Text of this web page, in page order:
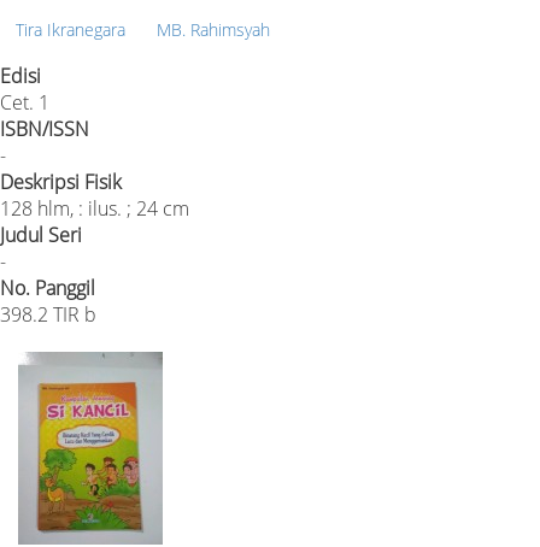
Tira Ikranegara
MB. Rahimsyah
Edisi
Cet. 1
ISBN/ISSN
-
Deskripsi Fisik
128 hlm, : ilus. ; 24 cm
Judul Seri
-
No. Panggil
398.2 TIR b